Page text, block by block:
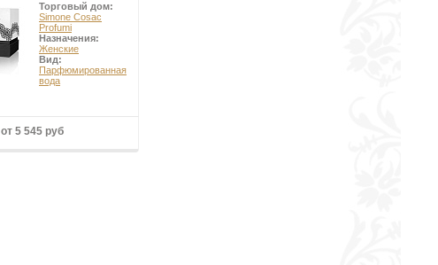
Торговый дом:
Simone Cosac
Profumi
Назначения:
Женские
Вид:
Парфюмированная
вода
от 5 545 руб